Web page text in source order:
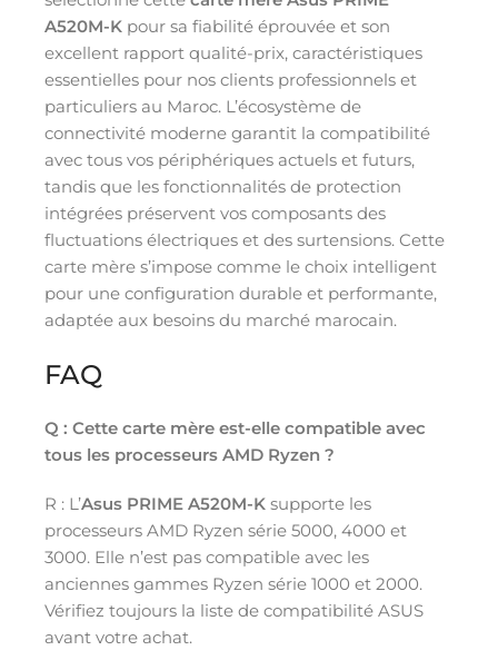
A520M-K pour sa fiabilité éprouvée et son
excellent rapport qualité-prix, caractéristiques
essentielles pour nos clients professionnels et
particuliers au Maroc. L’écosystème de
connectivité moderne garantit la compatibilité
avec tous vos périphériques actuels et futurs,
tandis que les fonctionnalités de protection
intégrées préservent vos composants des
fluctuations électriques et des surtensions. Cette
carte mère s’impose comme le choix intelligent
pour une configuration durable et performante,
adaptée aux besoins du marché marocain.
FAQ
Q : Cette carte mère est-elle compatible avec
tous les processeurs AMD Ryzen ?
R : L’Asus PRIME A520M-K supporte les
processeurs AMD Ryzen série 5000, 4000 et
3000. Elle n’est pas compatible avec les
anciennes gammes Ryzen série 1000 et 2000.
Vérifiez toujours la liste de compatibilité ASUS
avant votre achat.